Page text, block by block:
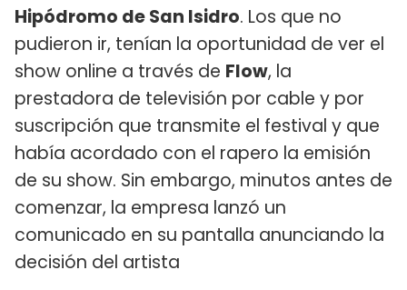
Hipódromo de San Isidro. Los que no
pudieron ir, tenían la oportunidad de ver el
show online a través de Flow, la
prestadora de televisión por cable y por
suscripción que transmite el festival y que
había acordado con el rapero la emisión
de su show. Sin embargo, minutos antes de
comenzar, la empresa lanzó un
comunicado en su pantalla anunciando la
decisión del artista